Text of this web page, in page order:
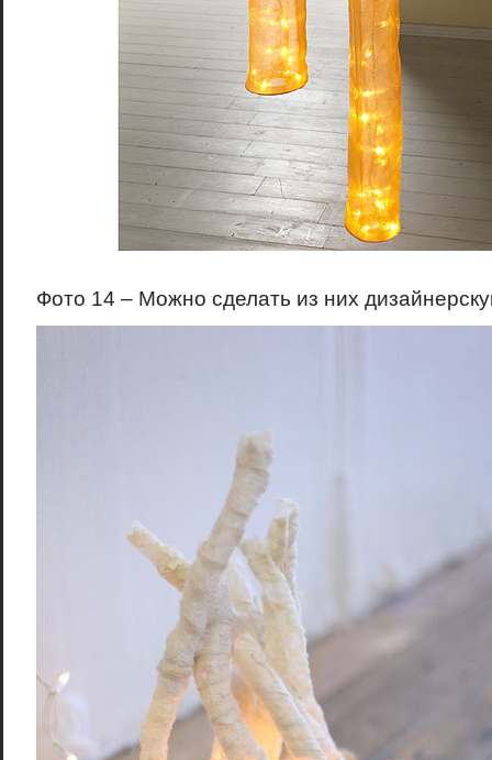
Фото 14 – Можно сделать из них